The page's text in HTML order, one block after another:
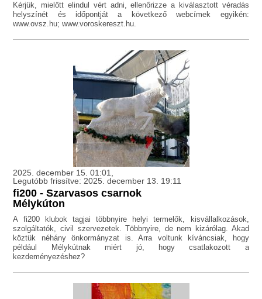
Kérjük, mielőtt elindul vért adni, ellenőrizze a kiválasztott véradás
helyszínét és időpontját a következő webcímek egyikén:
www.ovsz.hu; www.voroskereszt.hu.
2025. december 15. 01:01,
Legutóbb frissítve: 2025. december 13. 19:11
fi200 - Szarvasos csarnok
Mélykúton
A fi200 klubok tagjai többnyire helyi termelők, kisvállalkozások,
szolgáltatók, civil szervezetek. Többnyire, de nem kizárólag. Akad
köztük néhány önkormányzat is. Arra voltunk kíváncsiak, hogy
például Mélykútnak miért jó, hogy csatlakozott a
kezdeményezéshez?